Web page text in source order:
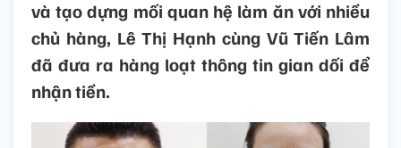
và tạo dựng mối quan hệ làm ăn với nhiều
chủ hàng, Lê Thị Hạnh cùng Vũ Tiến Lâm
đã đưa ra hàng loạt thông tin gian dối để
nhận tiền.